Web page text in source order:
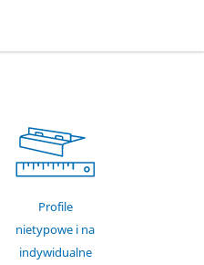
Profile
nietypowe i na
indywidualne